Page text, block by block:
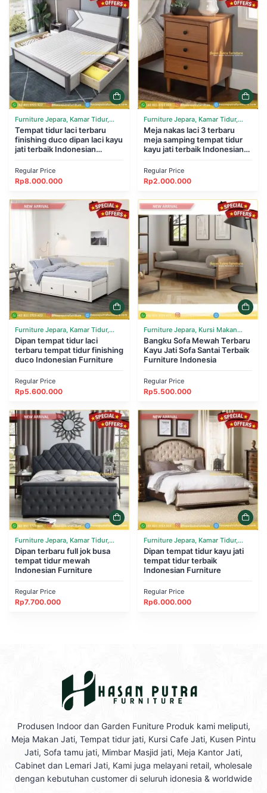
Furniture Jepara, Kamar Tidur,
Tempat Tidur
Tempat tidur laci terbaru
finishing duco dipan laci kayu
jati terbaik Indonesian
Regular Price
Rp8.000.000
Furniture Jepara, Kamar Tidur,
Tempat Tidur
Meja nakas laci 3 terbaru
meja samping tempat tidur
kayu jati terbaik Indonesian
Regular Price
Rp2.000.000
Furniture Jepara, Kamar Tidur,
Tempat Tidur
Dipan tempat tidur laci
terbaru tempat tidur finishing
duco Indonesian Furniture
Regular Price
Rp5.600.000
Furniture Jepara, Kursi Makan
Cafe Resto, Ruang Tamu, Sofa
Bangku Sofa Mewah Terbaru
Kayu Jati Sofa Santai Terbaik
Furniture Indonesia
Regular Price
Rp5.500.000
Furniture Jepara, Kamar Tidur,
Tempat Tidur
Dipan terbaru full jok busa
tempat tidur mewah
Indonesian Furniture
Regular Price
Rp7.700.000
Furniture Jepara, Kamar Tidur,
Tempat Tidur
Dipan tempat tidur kayu jati
tempat tidur terbaik
Indonesian Furniture
Regular Price
Rp6.000.000
Produsen Indoor dan Garden Funiture Produk kami meliputi,
Meja Makan Jati, Tempat tidur jati, Kursi Cafe Jati, Kusen Pintu
Jati, Sofa tamu jati, Mimbar Masjid jati, Meja Kantor Jati,
Cabinet dan Lemari Jati, Kami juga melayani retail, wholesale
dengan kebutuhan customer di seluruh idonesia & worldwide